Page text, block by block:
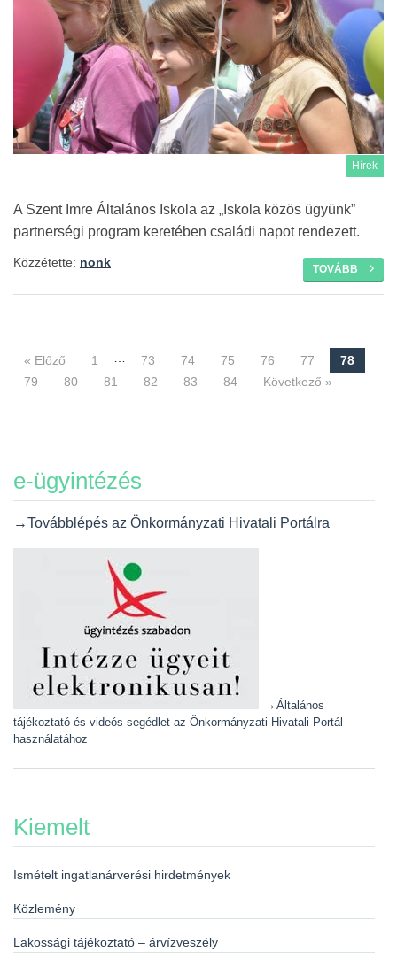
Hírek
A Szent Imre Általános Iskola az „Iskola közös ügyünk”
partnerségi program keretében családi napot rendezett.
TOVÁBB
Közzétette: nonk
Navigáció
« Előző 1 … 73 74 75 76 77
78
79
80 81 82 83 84 Következő »
e-ügyintézés
→Továbblépés az Önkormányzati Hivatali Portálra
→ Általános
tájékoztató és videós segédlet az Önkormányzati Hivatali Portál
használatához
Kiemelt
Ismételt ingatlanárverési hirdetmények
Közlemény
Lakossági tájékoztató – árvízveszély